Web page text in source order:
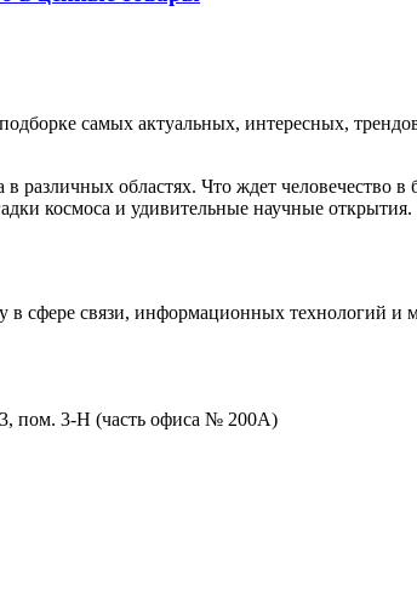
самых актуальных, интересных,
областях. Что ждет человечество
космоса и удивительные научные
связи, информационных технологий и
пом. 3-Н (часть офиса № 200А)